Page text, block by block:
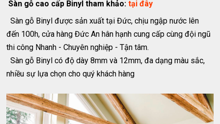
Sàn gỗ cao cấp Binyl tham khảo:tại đây
Sàn gỗ Binyl được sản xuất tại Đức, chịu ngập nước lên
đến 100h, cửa hàng Đức An hân hạnh cung cấp cùng đội ngũ
thi công Nhanh - Chuyên nghiệp - Tận tâm.
Sàn gỗ Binyl có độ dày 8mm và 12mm, đa dạng màu sắc,
nhiều sự lựa chọn cho quý khách hàng